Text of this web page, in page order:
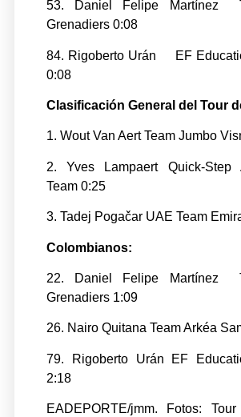
53. Daniel Felipe Martínez
Grenadiers 0:08
84. Rigoberto Urán EF
0:08
Clasificación General del Tour
1. Wout Van Aert Team Jumbo
2. Yves Lampaert Quick-Step
Team 0:25
3. Tadej Pogačar UAE Team
Colombianos:
22. Daniel Felipe Martínez
Grenadiers 1:09
26. Nairo Quitana Team Arkéa
79. Rigoberto Urán EF
2:18
EADEPORTE/jmm. Fotos: